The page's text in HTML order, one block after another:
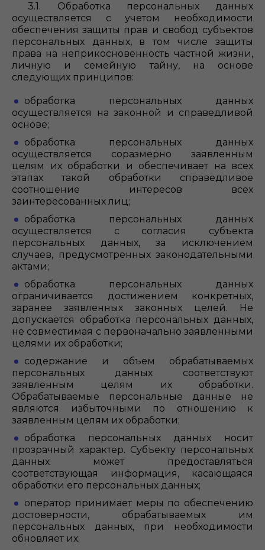
3.1. Обработка персональных данных
осуществляется с учетом необходимости
обеспечения защиты прав и свобод субъектов
персональных данных, в том числе защиты
права на неприкосновенность частной жизни,
личную и семейную тайну, на основе
следующих принципов:
обработка персональных данных
осуществляется на законной и справедливой
основе;
обработка персональных данных
осуществляется соразмерно заявленным
целям их обработки и обеспечивает на всех
этапах такой обработки справедливое
соотношение интересов всех
заинтересованных лиц;
обработка персональных данных
осуществляется с согласия субъекта
персональных данных, за исключением
случаев, предусмотренных законодательными
актами;
обработка персональных данных
ограничивается достижением конкретных,
заранее заявленных законных целей. Не
допускается обработка персональных данных,
не совместимая с первоначально заявленными
целями их обработки;
содержание и объем обрабатываемых
персональных данных соответствуют
заявленным целям их обработки.
Обрабатываемые персональные данные не
являются избыточными по отношению к
заявленным целям их обработки;
обработка персональных данных носит
прозрачный характер. Субъекту персональных
данных может предоставляться
соответствующая информация, касающаяся
обработки его персональных данных;
оператор принимает меры по обеспечению
достоверности, обрабатываемых им
персональных данных, при необходимости
обновляет их;